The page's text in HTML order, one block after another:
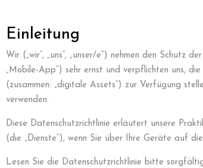
Einleitung
Wir („wir“, „uns“, „unser/e“) nehmen den
„Mobile-App“) sehr ernst und verpflichten uns,
(zusammen: „digitale Assets“) zur Verfügung
verwenden.
Diese Datenschutzrichtlinie erläutert unsere
(die „Dienste“), wenn Sie über Ihre Geräte auf
Lesen Sie die Datenschutzrichtlinie bitte